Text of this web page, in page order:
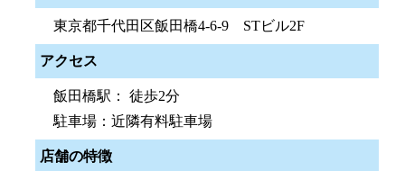
東京都千代田区飯田橋4-6-9 STビル2F
アクセス
飯田橋駅： 徒歩2分
駐車場：近隣有料駐車場
店舗の特徴